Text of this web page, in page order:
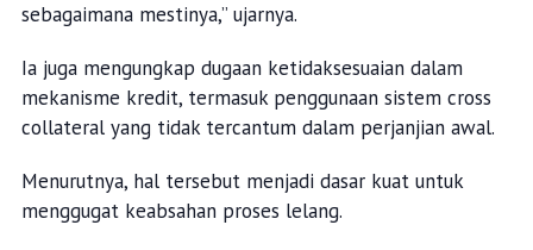
sebagaimana mestinya,” ujarnya.
Ia juga mengungkap dugaan ketidaksesuaian dalam
mekanisme kredit, termasuk penggunaan sistem cross
collateral yang tidak tercantum dalam perjanjian awal.
Menurutnya, hal tersebut menjadi dasar kuat untuk
menggugat keabsahan proses lelang.